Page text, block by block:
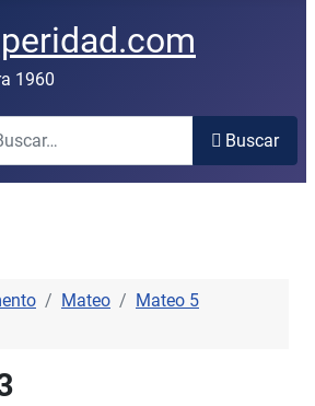
1960
Buscar
Mateo
Mateo 5